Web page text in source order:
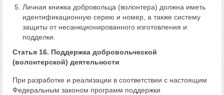
Личная книжка добровольца (волонтера) должна иметь
идентификационную серию и номер, а также систему
защиты от несанкционированного изготовления и
подделки.
Статья 16. Поддержка добровольческой
(волонтерской) деятельности
При разработке и реализации в соответствии с настоящим
Федеральным законом программ поддержки